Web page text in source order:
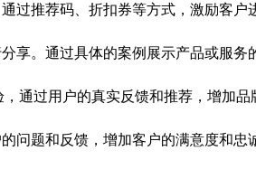
过推荐码、折扣券等方式，激励客户
享。通过具体的案例展示产品或服务
通过用户的真实反馈和推荐，增加品
问题和反馈，增加客户的满意度和忠